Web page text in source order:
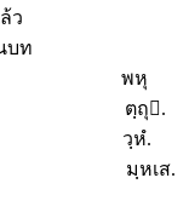
ว
บท
พหุ
ตฺถุ.
. วฺหํ.
หเส.
ม)